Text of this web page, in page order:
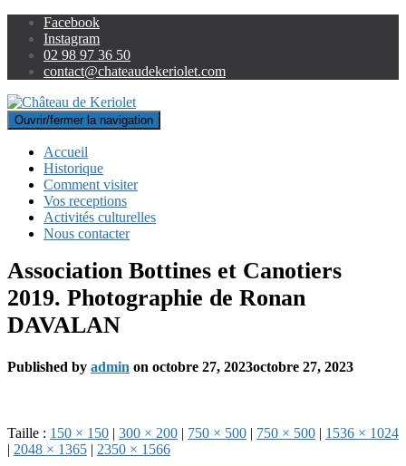
Facebook
Instagram
02 98 97 36 50
contact@chateaudekeriolet.com
Ouvrir/fermer la navigation
Accueil
Historique
Comment visiter
Vos receptions
Activités culturelles
Nous contacter
Association Bottines et Canotiers
2019. Photographie de Ronan
DAVALAN
Published by admin on octobre 27, 2023octobre 27, 2023
Taille : 150 × 150 | 300 × 200 | 750 × 500 | 750 × 500 | 1536 × 1024
| 2048 × 1365 | 2350 × 1566